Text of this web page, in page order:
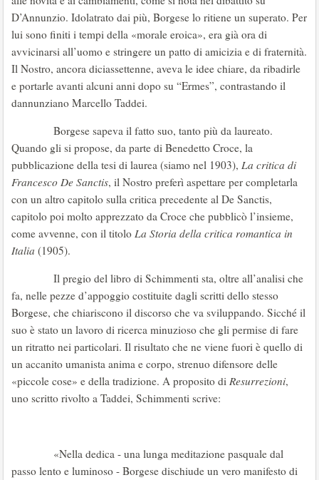
D’Annunzio. Idolatrato dai più, Borgese lo ritiene un superato. Per
lui sono finiti i tempi della «morale eroica», era già ora di
avvicinarsi all’uomo e stringere un patto di amicizia e di fraternità.
Il Nostro, ancora diciassettenne, aveva le idee chiare, da ribadirle
e portarle avanti alcuni anni dopo su “Ermes”, contrastando il
dannunziano Marcello Taddei.
Borgese sapeva il fatto suo, tanto più da laureato.
Quando gli si propose, da parte di Benedetto Croce, la
pubblicazione della tesi di laurea (siamo nel 1903), La critica di
Francesco De Sanctis, il Nostro preferì aspettare per completarla
con un altro capitolo sulla critica precedente al De Sanctis,
capitolo poi molto apprezzato da Croce che pubblicò l’insieme,
come avvenne, con il titolo La Storia della critica romantica in
Italia (1905).
Il pregio del libro di Schimmenti sta, oltre all’analisi che
fa, nelle pezze d’appoggio costituite dagli scritti dello stesso
Borgese, che chiariscono il discorso che va sviluppando. Sicché il
suo è stato un lavoro di ricerca minuzioso che gli permise di fare
un ritratto nei particolari. Il risultato che ne viene fuori è quello di
un accanito umanista anima e corpo, strenuo difensore delle
«piccole cose» e della tradizione. A proposito di Resurrezioni,
uno scritto rivolto a Taddei, Schimmenti scrive:
«Nella dedica - una lunga meditazione pasquale dal
passo lento e luminoso - Borgese dischiude un vero manifesto di